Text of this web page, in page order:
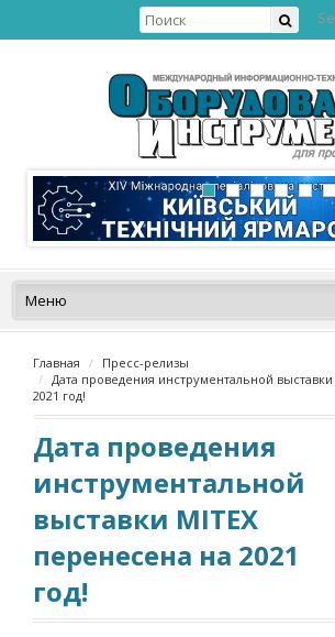
Главная
Пресс-релизы
Дата проведения инструментальной
2021 год!
Дата проведения
инструментальной
выставки MITEX
перенесена на 2021
год!